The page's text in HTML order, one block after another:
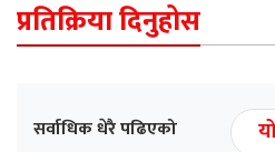
प्रतिक्रिया दिनुहोस
सर्वाधिक धेरै पढिएको